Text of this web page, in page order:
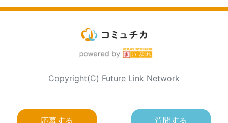
応募する 質問する
Copyright(C) Future Link Network